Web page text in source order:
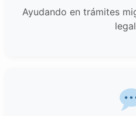
Ayudando en trámites